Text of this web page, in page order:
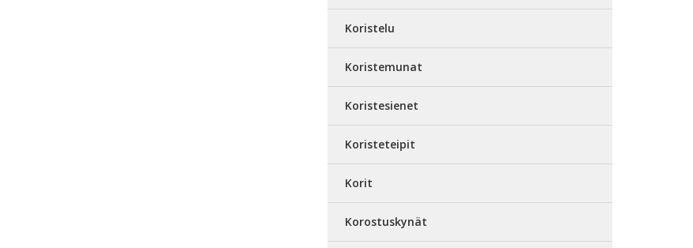
Koristelu
Koristemunat
Koristesienet
Koristeteipit
Korit
Korostuskynät